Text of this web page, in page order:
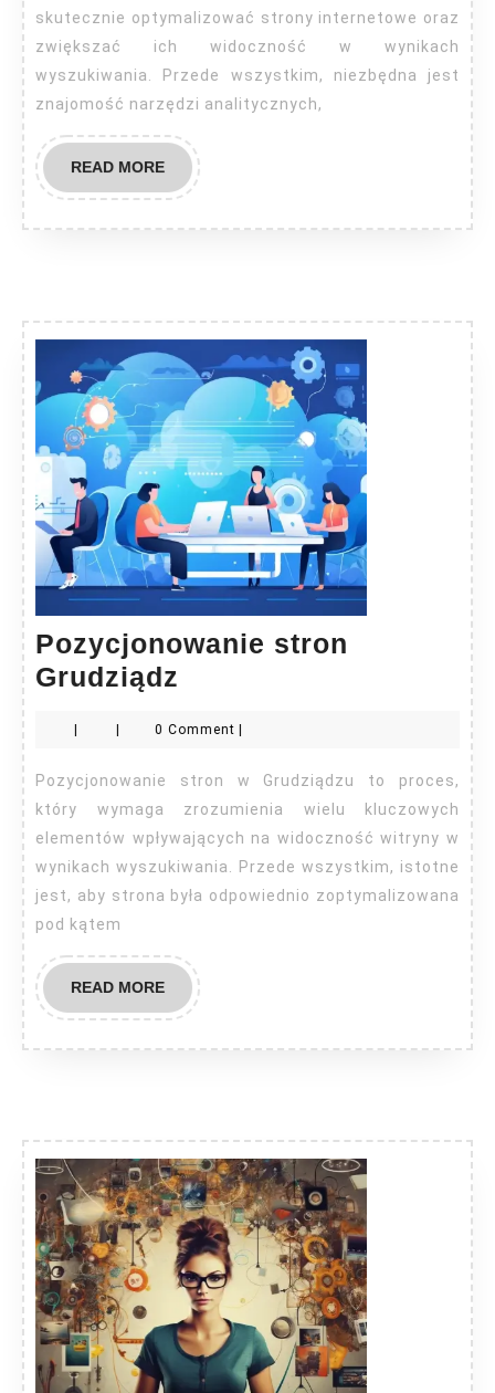
skutecznie optymalizować strony internetowe oraz
zwiększać ich widoczność w wynikach
wyszukiwania. Przede wszystkim, niezbędna jest
znajomość narzędzi analitycznych,
READ MOREREAD
MORE
Pozycjonowanie stron
Grudziądz
Grudziądz
| | 0 Comment |
Pozycjonowanie stron w Grudziądzu to proces,
który wymaga zrozumienia wielu kluczowych
elementów wpływających na widoczność witryny w
wynikach wyszukiwania. Przede wszystkim, istotne
jest, aby strona była odpowiednio zoptymalizowana
pod kątem
READ MOREREAD
MORE